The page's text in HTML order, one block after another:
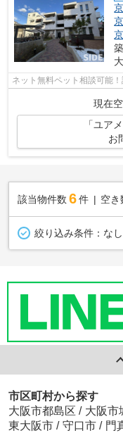
ネット無料ペット相談可能
現在
「ユア
お
該当物件数 6件 空き
絞り込み条件： なし
市区町村から探す
大阪市都島区 / 大阪市
東大阪市 / 守口市 / 門